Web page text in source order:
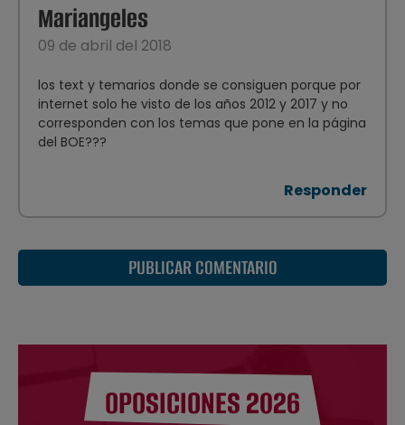
Mariangeles
09 de abril del 2018
los text y temarios donde se consiguen porque por
internet solo he visto de los años 2012 y 2017 y no
corresponden con los temas que pone en la página
del BOE???
Responder
PUBLICAR COMENTARIO
OPOSICIONES 2026